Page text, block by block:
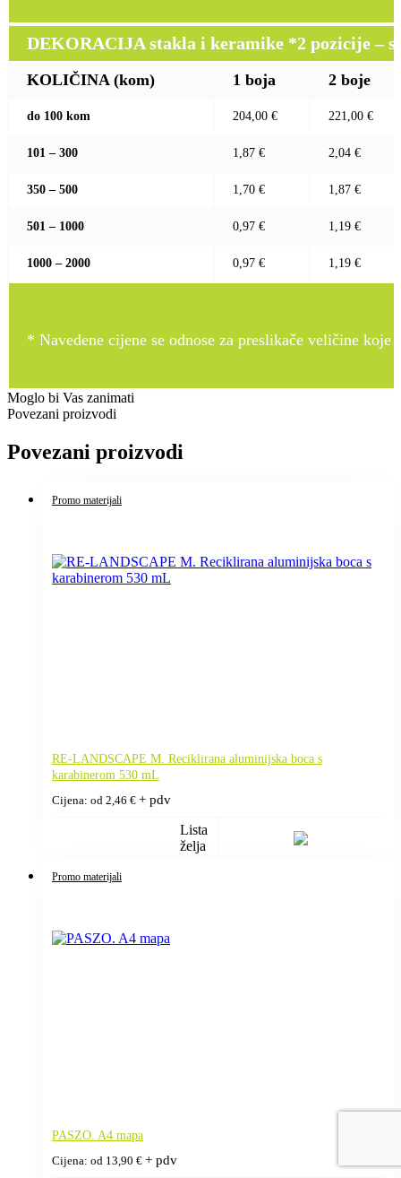
DEKORACIJA stakla i keramike *2 pozicije –
KOLIČINA (kom) 1 boja 2 boje
do 100 kom 204,00 € 221,00 €
101 – 300 1,87 € 2,04 €
350 – 500 1,70 € 1,87 €
501 – 1000 0,97 € 1,19 €
1000 – 2000 0,97 € 1,19 €
* Navedene cijene se odnose za preslikače veličine
Moglo bi Vas zanimati
Povezani proizvodi
Povezani proizvodi
Promo materijali
RE-LANDSCAPE M. Reciklirana aluminijska boca s
karabinerom 530 mL
Cijena: od 2,46 € + pdv
Lista
želja
Promo materijali
PASZO. A4 mapa
Cijena: od 13,90 € + pdv